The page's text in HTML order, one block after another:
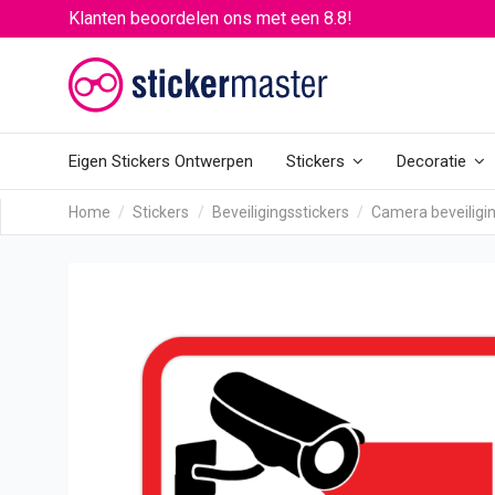
Klanten beoordelen ons met een 8.8!
Eigen Stickers Ontwerpen Stickers Decoratie
Home Stickers Beveiligingsstickers Camera